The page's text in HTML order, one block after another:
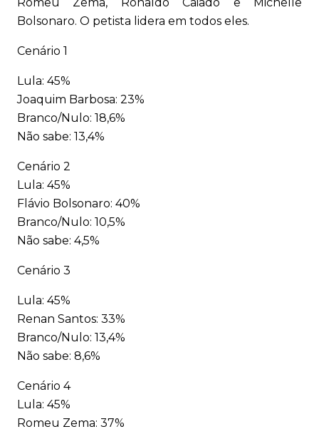
Romeu Zema, Ronaldo Caiado e Michelle
Bolsonaro. O petista lidera em todos eles.
Cenário 1
Lula: 45%
Joaquim Barbosa: 23%
Branco/Nulo: 18,6%
Não sabe: 13,4%
Cenário 2
Lula: 45%
Flávio Bolsonaro: 40%
Branco/Nulo: 10,5%
Não sabe: 4,5%
Cenário 3
Lula: 45%
Renan Santos: 33%
Branco/Nulo: 13,4%
Não sabe: 8,6%
Cenário 4
Lula: 45%
Romeu Zema: 37%